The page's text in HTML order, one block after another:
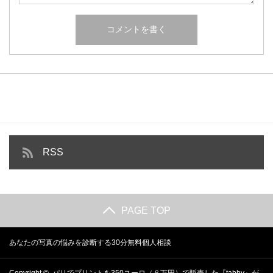
RSS
PAGE TOP
あなたの写真の悩みを診断する30分無料個人相談